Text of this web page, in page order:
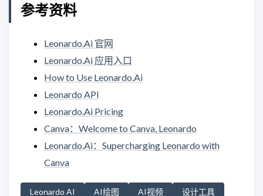
参考资料
Leonardo.Ai 官网
Leonardo.Ai 应用入口
How to Use Leonardo.Ai
Leonardo API
Leonardo.Ai Pricing
Canva：Welcome to Canva, Leonardo
Leonardo.Ai：Supercharging Leonardo with
Canva
Leonardo AI AI绘图 AI视频
设计工具